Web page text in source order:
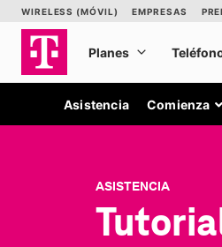
Asistencia Comienza
ASISTENCIA